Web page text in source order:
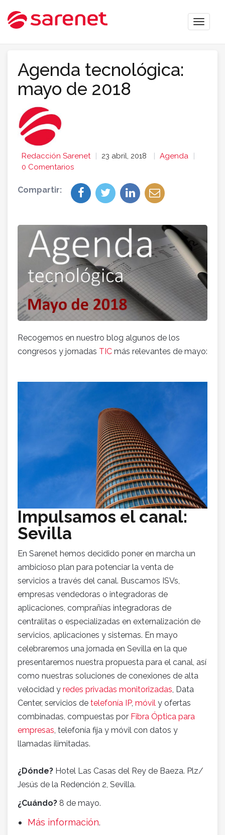
Toggle
Agenda tecnológica:
mayo de 2018
Redacción Sarenet 23 abril, 2018
Agenda
0 Comentarios
Compartir:
Recogemos en nuestro blog algunos de los
congresos y jornadas TIC más relevantes de mayo:
Impulsamos el canal:
Sevilla
En Sarenet hemos decidido poner en marcha un
ambicioso plan para potenciar la venta de
servicios a través del canal. Buscamos ISVs,
empresas vendedoras o integradoras de
aplicaciones, comprañías integradoras de
centralitas o especializadas en externalización de
servicios, aplicaciones y sistemas. En mayo
celebraremos una jornada en Sevilla en la que
presentaremos nuestra propuesta para el canal, así
como nuestras soluciones de conexiones de alta
velocidad y redes privadas monitorizadas, Data
Center, servicios de telefonía IP, móvil y ofertas
combinadas, compuestas por Fibra Óptica para
empresas, telefonía fija y móvil con datos y
llamadas ilimitadas.
¿Dónde? Hotel Las Casas del Rey de Baeza. Plz/
Jesús de la Redención 2, Sevilla.
¿Cuándo? 8 de mayo.
Más información.